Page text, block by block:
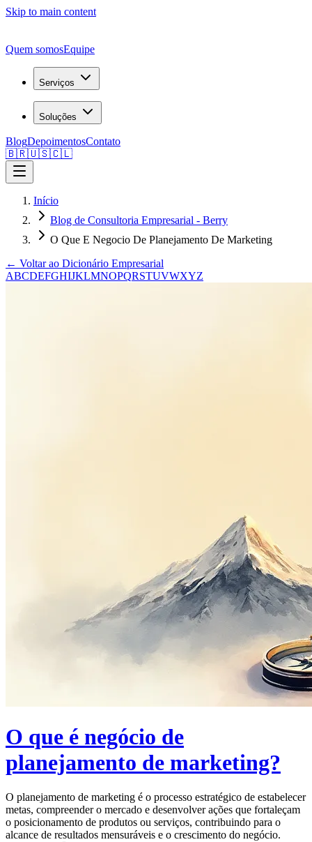
Skip to main content
Quem somosEquipe
Serviços
Soluções
BlogDepoimentosContato
🇧🇷🇺🇸🇨🇱
Início
Blog de Consultoria Empresarial - Berry
O Que E Negocio De Planejamento De Marketing
← Voltar ao Dicionário Empresarial
ABCDEFGHIJKLMNOPQRSTUVWXYZ
O que é negócio de
planejamento de marketing?
O planejamento de marketing é o processo estratégico de estabelecer
metas, compreender o mercado e desenvolver ações que fortaleçam
o posicionamento de produtos ou serviços, contribuindo para o
alcance de resultados mensuráveis e o crescimento do negócio.